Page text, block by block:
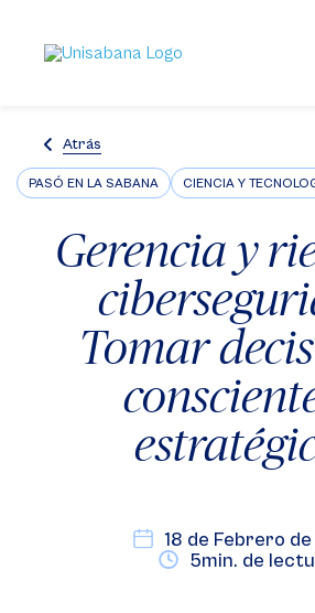
contenido
principal
Atrás
PASÓ EN LA SABANA CIENCIA Y
Gerencia y
Tomar
18 de Febrero
5min. de